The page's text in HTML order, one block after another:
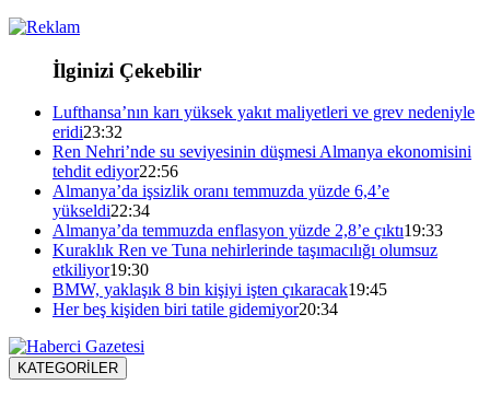
İlginizi Çekebilir
Lufthansa’nın karı yüksek yakıt maliyetleri ve grev nedeniyle
eridi23:32
Ren Nehri’nde su seviyesinin düşmesi Almanya ekonomisini
tehdit ediyor22:56
Almanya’da işsizlik oranı temmuzda yüzde 6,4’e
yükseldi22:34
Almanya’da temmuzda enflasyon yüzde 2,8’e çıktı19:33
Kuraklık Ren ve Tuna nehirlerinde taşımacılığı olumsuz
etkiliyor19:30
BMW, yaklaşık 8 bin kişiyi işten çıkaracak19:45
Her beş kişiden biri tatile gidemiyor20:34
KATEGORİLER